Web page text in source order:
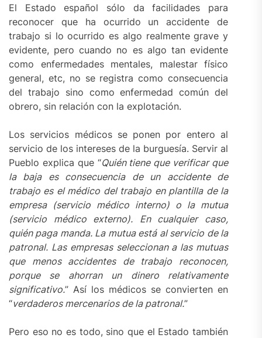
El Estado español sólo da facilidades para
reconocer que ha ocurrido un accidente de
trabajo si lo ocurrido es algo realmente grave y
evidente, pero cuando no es algo tan evidente
como enfermedades mentales, malestar físico
general, etc, no se registra como consecuencia
del trabajo sino como enfermedad común del
obrero, sin relación con la explotación.
Los servicios médicos se ponen por entero al
servicio de los intereses de la burguesía. Servir al
Pueblo explica que “Quién tiene que verificar que
la baja es consecuencia de un accidente de
trabajo es el médico del trabajo en plantilla de la
empresa (servicio médico interno) o la mutua
(servicio médico externo). En cualquier caso,
quién paga manda. La mutua está al servicio de la
patronal. Las empresas seleccionan a las mutuas
que menos accidentes de trabajo reconocen,
porque se ahorran un dinero relativamente
significativo.” Así los médicos se convierten en
“verdaderos mercenarios de la patronal.”
Pero eso no es todo, sino que el Estado también